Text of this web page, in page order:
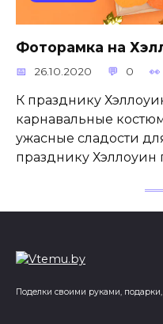
Фоторамка на
26.10.2020 0
К празднику
карнавальные
ужасные сладости
празднику Хэллоуин
Поделки своими руками,